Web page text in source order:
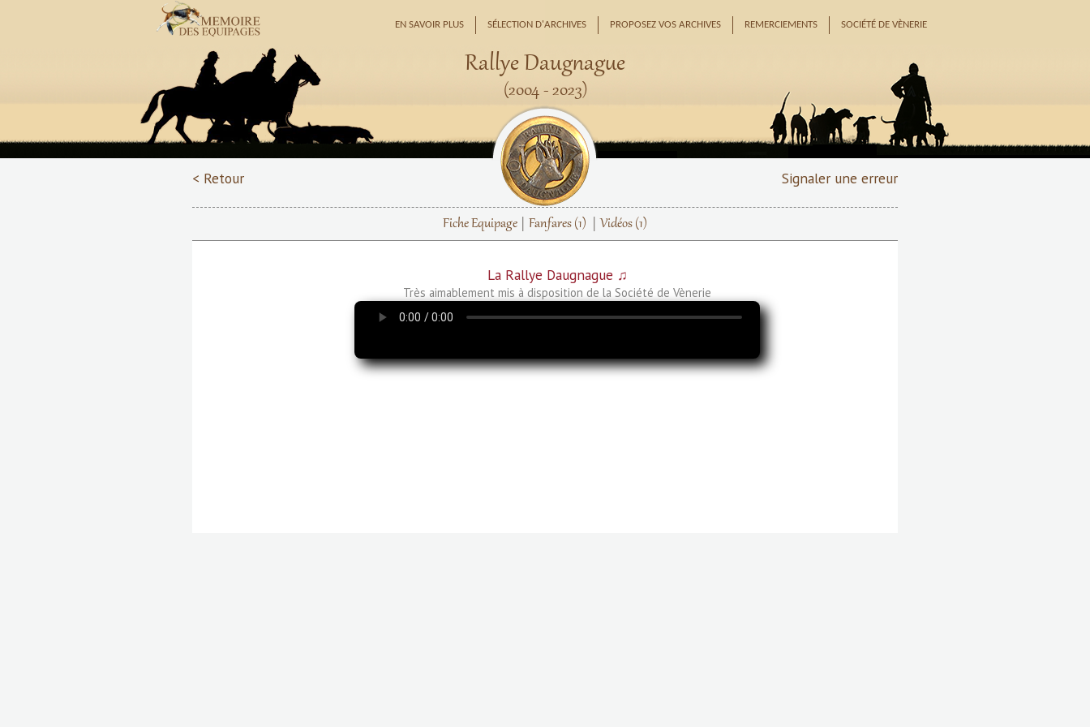
EN SAVOIR PLUS SÉLECTION D'ARCHIVES PROPOSEZ VOS ARCHIVES REMERCIEMENTS SOCIÉTÉ DE VÈNERIE
Rallye Daugnague
(2004 - 2023)
< Retour Signaler une erreur
Fiche Equipage Fanfares (1) Vidéos (1)
La Rallye Daugnague ♫
Très aimablement mis à disposition de la Société de Vènerie